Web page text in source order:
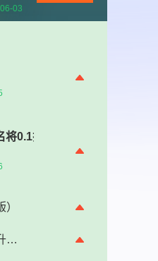
03
0.1折）
真红之刃（0.1折直播升级版）（奇迹）